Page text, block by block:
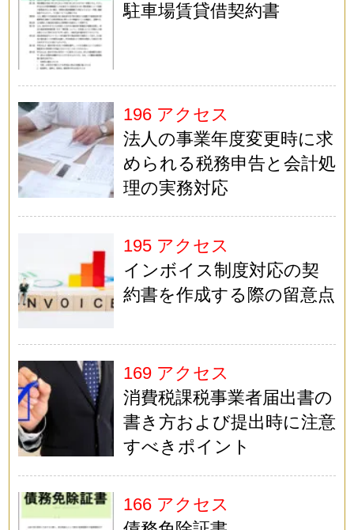
駐車場賃貸借契約書
196 アクセス
法人の事業年度変更時に求
められる税務申告と会計処
理の実務対応
195 アクセス
インボイス制度対応の契
約書を作成する際の留意点
169 アクセス
消費税課税事業者届出書の
書き方および提出時に注意
すべきポイント
166 アクセス